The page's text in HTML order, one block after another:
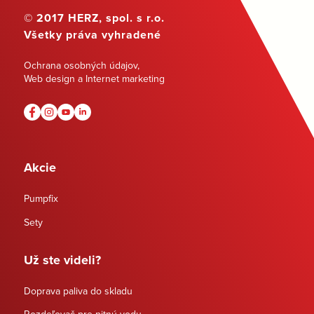
© 2017 HERZ, spol. s r.o.
Všetky práva vyhradené
Ochrana osobných údajov,
Web design a Internet marketing
Akcie
Pumpfix
Sety
Už ste videli?
Doprava paliva do skladu